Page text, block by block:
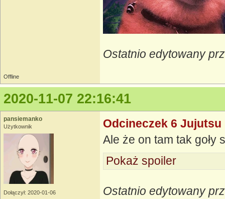
Ostatnio edytowany
Offline
2020-11-07 22:16:41
pansiemanko
Użytkownik
Dołączył: 2020-01-06
Odcineczek 6 Jujutsu
Ale że on tam tak goły
Pokaż spoiler
Ostatnio edytowany